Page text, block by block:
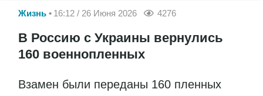
Жизнь 16:12 / 26 Июня 2026 4276
В Россию с Украины вернулись
160 военнопленных
Взамен были переданы 160 пленных